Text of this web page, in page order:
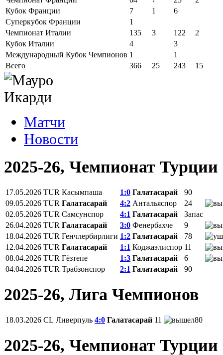
Кубок Франции
7 1
6
Суперкубок Франции
1
Чемпионат Италии
135 3 122
2
Кубок Италии
4
3
Международный Кубок Чемпионов 1
1
Всего
366 25 243 15
Матчи
Новости
2025-26, Чемпионат Турции
17.05.2026 TUR Касымпаша 1:0 Галатасарай
90
09.05.2026 TUR Галатасарай 4:2 Антальяспор
24
02.05.2026 TUR Самсунспор 4:1 Галатасарай
Запас
26.04.2026 TUR Галатасарай 3:0 Фенербахче
9
18.04.2026 TUR Генчлербирлиги 1:2 Галатасарай
78
12.04.2026 TUR Галатасарай 1:1 Коджаэлиспор 11
08.04.2026 TUR Гёзтепе 1:3 Галатасарай
6
04.04.2026 TUR Трабзонспор 2:1 Галатасарай 90
2025-26, Лига Чемпионов
18.03.2026 CL Ливерпуль 4:0 Галатасарай 11 80
2025-26, Чемпионат Турции